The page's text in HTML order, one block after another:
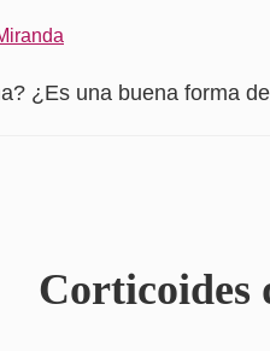
¿Es una buena forma
Corticoides